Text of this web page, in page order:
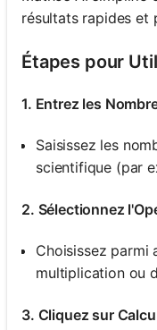
résultats rapides et
Étapes pour
1. Entrez les
Saisissez les
scientifique (par
2. Sélectionnez
Choisissez parmi
multiplication ou
3. Cliquez sur